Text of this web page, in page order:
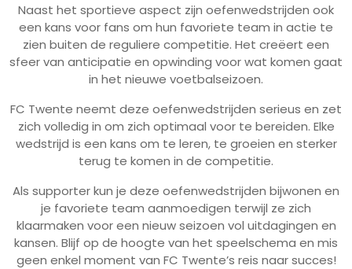
Naast het sportieve aspect zijn oefenwedstrijden ook
een kans voor fans om hun favoriete team in actie te
zien buiten de reguliere competitie. Het creëert een
sfeer van anticipatie en opwinding voor wat komen gaat
in het nieuwe voetbalseizoen.
FC Twente neemt deze oefenwedstrijden serieus en zet
zich volledig in om zich optimaal voor te bereiden. Elke
wedstrijd is een kans om te leren, te groeien en sterker
terug te komen in de competitie.
Als supporter kun je deze oefenwedstrijden bijwonen en
je favoriete team aanmoedigen terwijl ze zich
klaarmaken voor een nieuw seizoen vol uitdagingen en
kansen. Blijf op de hoogte van het speelschema en mis
geen enkel moment van FC Twente’s reis naar succes!